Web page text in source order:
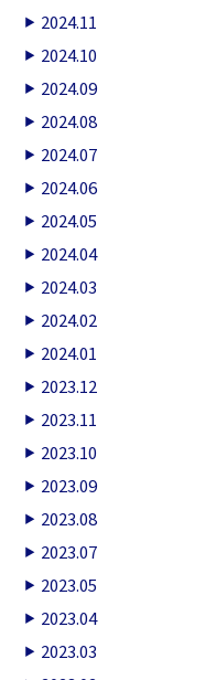
2024.11
2024.10
2024.09
2024.08
2024.07
2024.06
2024.05
2024.04
2024.03
2024.02
2024.01
2023.12
2023.11
2023.10
2023.09
2023.08
2023.07
2023.05
2023.04
2023.03